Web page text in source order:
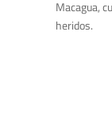
Macagua,
heridos.